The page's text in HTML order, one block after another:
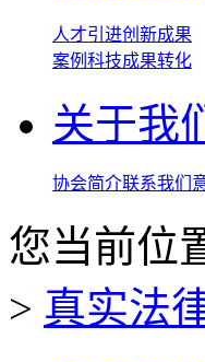
人才引进创新成果
案例 科技成果转化
关于我们
协会简介联系我们
您当前位
> 真实法